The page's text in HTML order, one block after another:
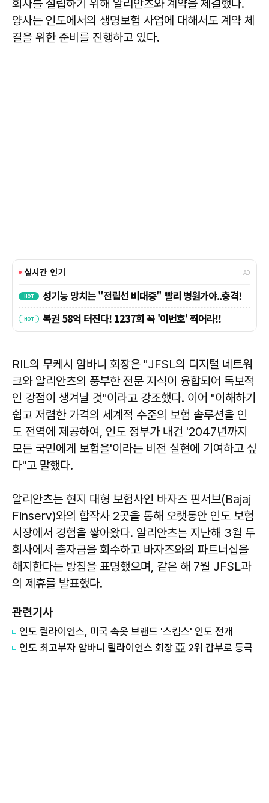
회사를 설립하기 위해 알리안츠와 계약을 체결했다.
양사는 인도에서의 생명보험 사업에 대해서도 계약 체
결을 위한 준비를 진행하고 있다.
RIL의 무케시 암바니 회장은 "JFSL의 디지털 네트워
크와 알리안츠의 풍부한 전문 지식이 융합되어 독보적
인 강점이 생겨날 것"이라고 강조했다. 이어 "이해하기
쉽고 저렴한 가격의 세계적 수준의 보험 솔루션을 인
도 전역에 제공하여, 인도 정부가 내건 '2047년까지
모든 국민에게 보험을'이라는 비전 실현에 기여하고 싶
다"고 말했다.
알리안츠는 현지 대형 보험사인 바자즈 핀서브(Bajaj
Finserv)와의 합작사 2곳을 통해 오랫동안 인도 보험
시장에서 경험을 쌓아왔다. 알리안츠는 지난해 3월 두
회사에서 출자금을 회수하고 바자즈와의 파트너십을
해지한다는 방침을 표명했으며, 같은 해 7월 JFSL과
의 제휴를 발표했다.
관련기사
인도 릴라이언스, 미국 속옷 브랜드 '스킴스' 인도 전개
인도 최고부자 암바니 릴라이언스 회장 亞 2위 갑부로 등극